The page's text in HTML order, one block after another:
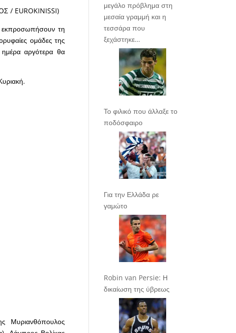
EUROKINISSI)
εκπροσωπήσουν τη
ομάδες της
αργότερα θα
Μυριανθόπουλος
μεγάλο πρόβλημα στη
μεσαία γραμμή και η
τεσσάρα που
ξεχάστηκε…
Το φιλικό που άλλαξε το
ποδόσφαιρο
Για την Ελλάδα ρε
γαμώτο
Robin van Persie: Η
δικαίωση της ύβρεως